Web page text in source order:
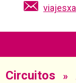
Circuitos »